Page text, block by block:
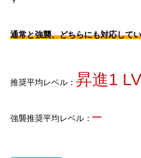
通常と強襲、どちらにも対応して
推奨平均レベル： 昇進1
強襲推奨平均レベル： –